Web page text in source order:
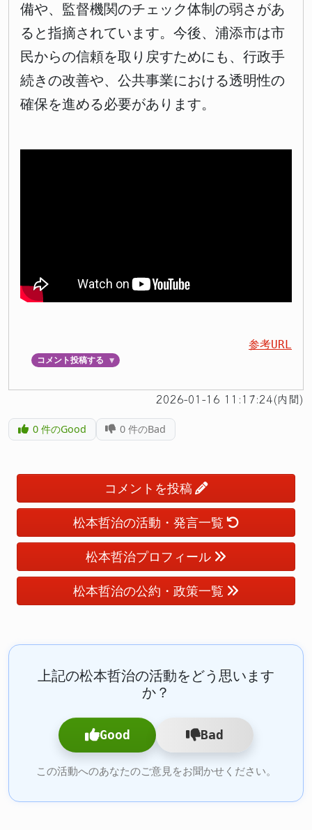
備や、監督機関のチェック体制の弱さがあ
ると指摘されています。今後、浦添市は市
民からの信頼を取り戻すためにも、行政手
続きの改善や、公共事業における透明性の
確保を進める必要があります。
参考URL
コメント投稿する ▼
2026-01-16 11:17:24(内間)
0件のGood 0 件のBad
コメントを投稿
松本哲治の活動・発言一覧
松本哲治プロフィール
松本哲治の公約・政策一覧
上記の松本哲治の活動をどう思います
か？
Good Bad
この活動へのあなたのご意見をお聞かせください。